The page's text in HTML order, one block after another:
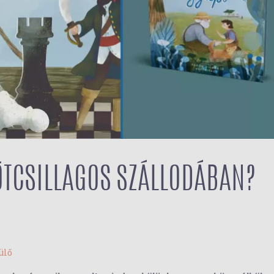
SZÁLLODÁBAN?